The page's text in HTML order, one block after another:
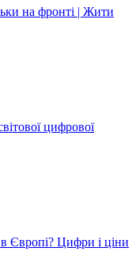
на фронті | Жити
цифрової
Європі? Цифри і ціни